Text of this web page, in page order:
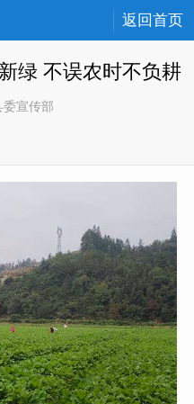
返回首页
绿 不误农时不负耕
委宣传部